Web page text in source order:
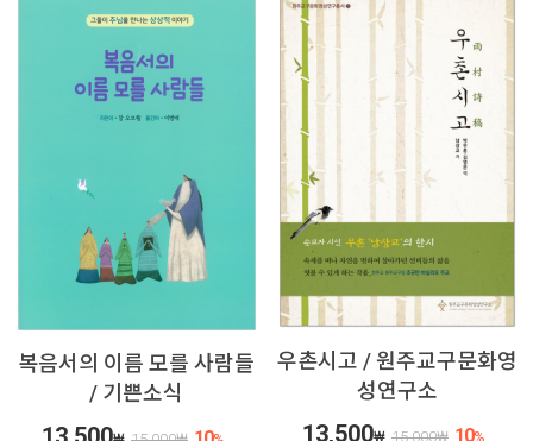
복음서의 이름 모를 사람들
/ 기쁜소식
우촌시고 / 원주교구문화영
성연구소
13,500₩ 15,000₩ 10%